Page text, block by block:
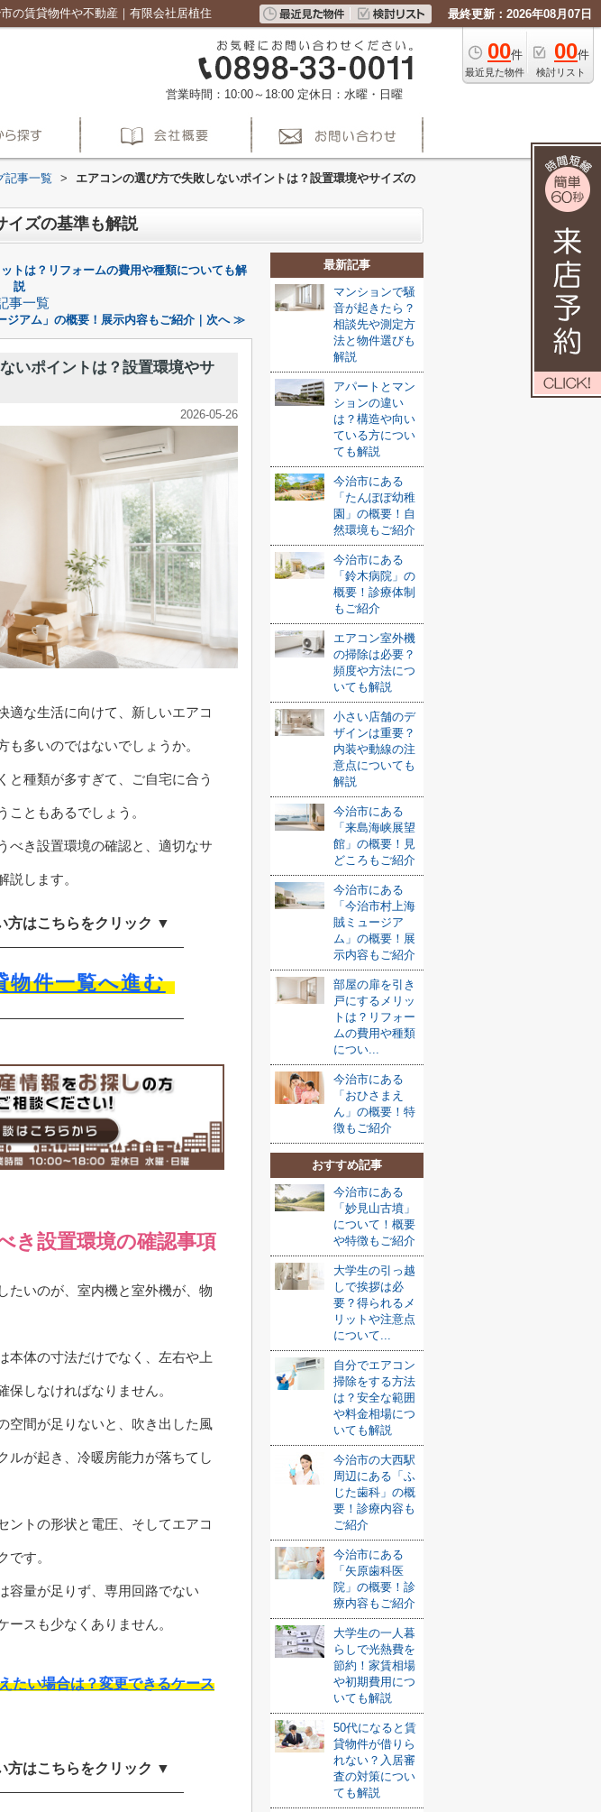
の賃貸物件や不動産｜有限会社居植住 最終更新：2026年08月07日
00件
最近見た物件
00件
検討リスト
営業時間：10:00～18:00 定休日：水曜・日曜
記事一覧 >
エアコンの選び方で失敗しないポイントは？設置環境やサイズの
イズの基準も解説
トは？リフォームの費用や種類についても解
説
事一覧
ジアム」の概要！展示内容もご紹介｜次へ ≫
いポイントは？設置環境やサ
2026-05-26
適な生活に向けて、新しいエアコ
も多いのではないでしょうか。
と種類が多すぎて、ご自宅に合う
ともあるでしょう。
べき設置環境の確認と、適切なサ
説します。
方はこちらをクリック ▼
物件一覧へ進む
き設置環境の確認事項
たいのが、室内機と室外機が、物
本体の寸法だけでなく、左右や上
しなければなりません。
空間が足りないと、吹き出した風
ルが起き、冷暖房能力が落ちてし
ントの形状と電圧、そしてエアコ
です。
容量が足りず、専用回路でない
ースも少なくありません。
たい場合は？変更できるケース
方はこちらをクリック ▼
最新記事
マンションで騒
音が起きたら？
相談先や測定方
法と物件選びも
解説
アパートとマン
ションの違い
は？構造や向い
ている方につい
ても解説
今治市にある
「たんぽぽ幼稚
園」の概要！自
然環境もご紹介
今治市にある
「鈴木病院」の
概要！診療体制
もご紹介
エアコン室外機
の掃除は必要？
頻度や方法につ
いても解説
小さい店舗のデ
ザインは重要？
内装や動線の注
意点についても
解説
今治市にある
「来島海峡展望
館」の概要！見
どころもご紹介
今治市にある
「今治市村上海
賊ミュージア
ム」の概要！展
示内容もご紹介
部屋の扉を引き
戸にするメリッ
トは？リフォー
ムの費用や種類
につい...
今治市にある
「おひさまえ
ん」の概要！特
徴もご紹介
おすすめ記事
今治市にある
「妙見山古墳」
について！概要
や特徴もご紹介
大学生の引っ越
しで挨拶は必
要？得られるメ
リットや注意点
について...
自分でエアコン
掃除をする方法
は？安全な範囲
や料金相場につ
いても解説
今治市の大西駅
周辺にある「ふ
じた歯科」の概
要！診療内容も
ご紹介
今治市にある
「矢原歯科医
院」の概要！診
療内容もご紹介
大学生の一人暮
らしで光熱費を
節約！家賃相場
や初期費用につ
いても解説
50代になると賃
貸物件が借りら
れない？入居審
査の対策につい
ても解説